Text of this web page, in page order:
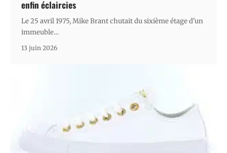
enfin éclaircies
Le 25 avril 1975, Mike Brant chutait du sixième étage d'un
immeuble…
13 juin 2026